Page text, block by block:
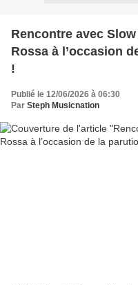
Rencontre avec
Rossa à l’occasion
!
Publié le 12/06/2026 à 06:30
Par Steph Musicnation